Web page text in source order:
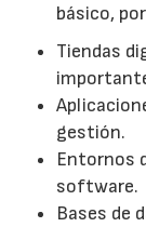
básico,
Tiendas
gestión.
Entornos
software.
Bases de